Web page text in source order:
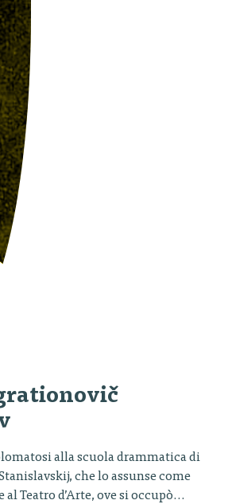
alla scuola drammatica di
che lo assunse come
Teatro d’Arte, ove si occupò